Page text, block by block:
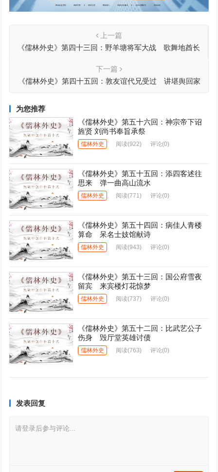
上一篇
《儒林外史》第四十三回：野羊塘将军大战 歌舞地酋长
下一篇
《儒林外史》第四十五回：敦友谊代兄受过 讲堪舆回家
为您推荐
《儒林外史》第五十六回：神宗帝下诏
旌贤 刘尚书奉旨承祭
儒林外史 阅读(922) 评论(0)
《儒林外史》第五十五回：添四客述往
思来 弹一曲高山流水
儒林外史 阅读(771) 评论(0)
《儒林外史》第五十四回：病佳人青楼
算命 呆名士妓馆献诗
儒林外史 阅读(943) 评论(0)
《儒林外史》第五十三回：国公府雪夜
留宾 来宾楼灯花惊梦
儒林外史 阅读(737) 评论(0)
《儒林外史》第五十二回：比武艺公子
伤身 毁厅堂英雄讨债
儒林外史 阅读(763) 评论(0)
发表回复
请登录后参与评论...